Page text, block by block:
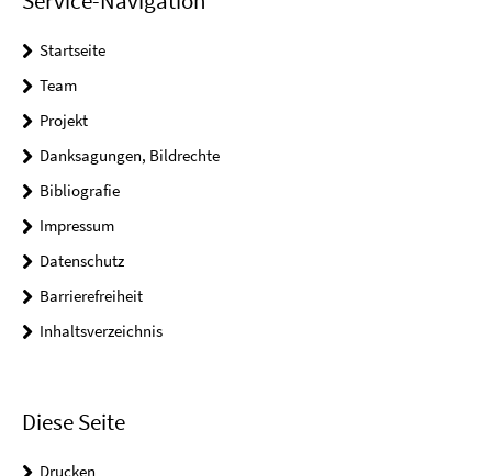
Startseite
Team
Projekt
Danksagungen, Bildrechte
Bibliografie
Impressum
Datenschutz
Barrierefreiheit
Inhaltsverzeichnis
Diese Seite
Drucken